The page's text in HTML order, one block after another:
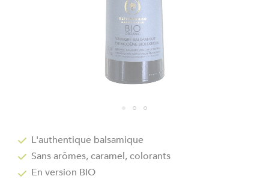
the
beginning
of
L'authentique balsamique
Sans arômes, caramel, colorants
En version BIO